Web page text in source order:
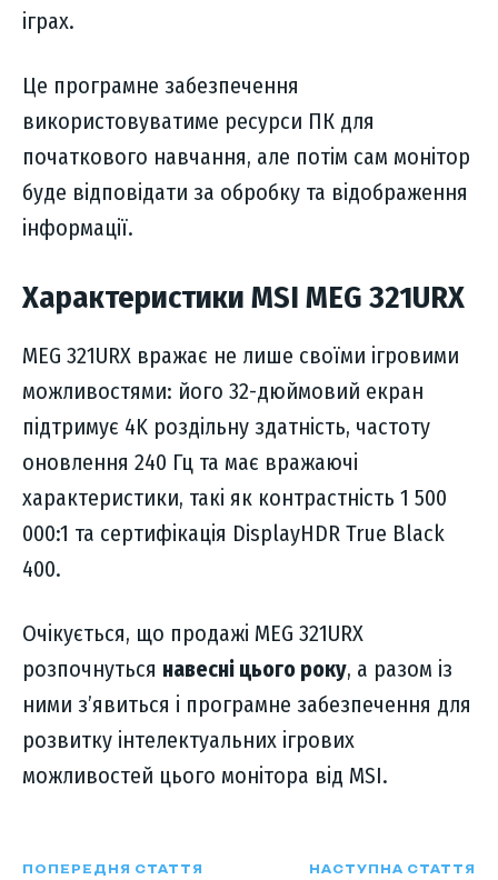
іграх.
Це програмне забезпечення
використовуватиме ресурси ПК для
початкового навчання, але потім сам монітор
буде відповідати за обробку та відображення
інформації.
Характеристики MSI MEG 321URX
MEG 321URX вражає не лише своїми ігровими
можливостями: його 32-дюймовий екран
підтримує 4K роздільну здатність, частоту
оновлення 240 Гц та має вражаючі
характеристики, такі як контрастність 1 500
000:1 та сертифікація DisplayHDR True Black
400.
Очікується, що продажі MEG 321URX
розпочнуться навесні цього року, а разом із
ними з’явиться і програмне забезпечення для
розвитку інтелектуальних ігрових
можливостей цього монітора від MSI.
ПОПЕРЕДНЯ СТАТТЯ НАСТУПНА СТАТТЯ